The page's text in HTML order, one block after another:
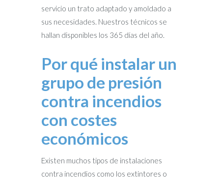
servicio un trato adaptado y amoldado a
sus necesidades. Nuestros técnicos se
hallan disponibles los 365 días del año.
Por qué instalar un
grupo de presión
contra incendios
con costes
económicos
Existen muchos tipos de instalaciones
contra incendios como los extintores o